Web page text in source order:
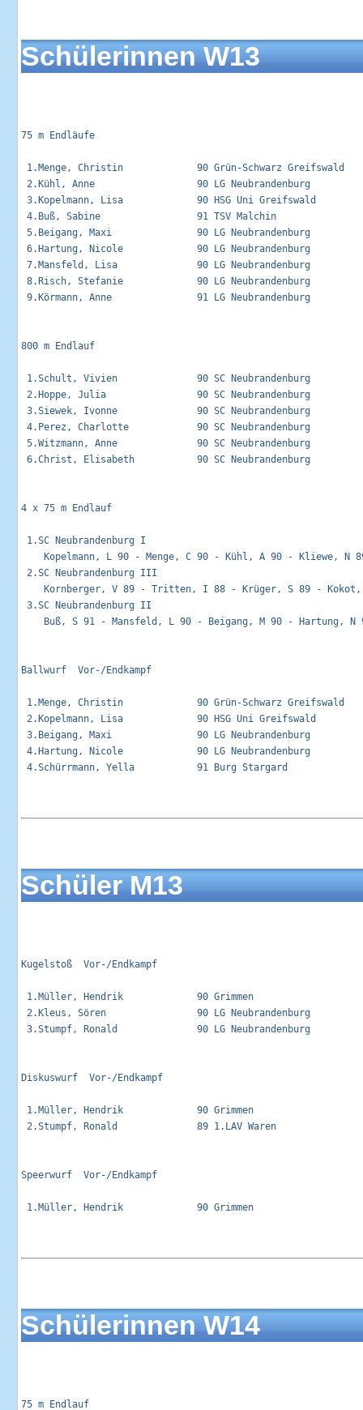
Schülerinnen W13
75 m Endläufe
1.Menge, Christin             90 Grün-Schwarz
2.Kühl, Anne                  90 LG Neubrandenburg
3.Kopelmann, Lisa             90 HSG Uni Greifswald
4.Buß, Sabine                 91 TSV Malchin
5.Beigang, Maxi               90 LG Neubrandenburg
6.Hartung, Nicole             90 LG Neubrandenburg
7.Mansfeld, Lisa              90 LG Neubrandenburg
8.Risch, Stefanie             90 LG Neubrandenburg
9.Körmann, Anne               91 LG Neubrandenburg
800 m Endlauf
1.Schult, Vivien              90 SC Neubrandenburg
2.Hoppe, Julia                90 SC Neubrandenburg
3.Siewek, Ivonne              90 SC Neubrandenburg
4.Perez, Charlotte            90 SC Neubrandenburg
5.Witzmann, Anne              90 SC Neubrandenburg
6.Christ, Elisabeth           90 SC Neubrandenburg
4 x 75 m Endlauf
1.SC Neubrandenburg I
Kopelmann, L 90 - Menge, C 90 - Kühl, A 90 - Kliewe, N
2.SC Neubrandenburg III
Kornberger, V 89 - Tritten, I 88 - Krüger, S 89 -
3.SC Neubrandenburg II
Buß, S 91 - Mansfeld, L 90 - Beigang, M 90 - Hartung, N
Ballwurf  Vor-/Endkampf
1.Menge, Christin             90 Grün-Schwarz
2.Kopelmann, Lisa             90 HSG Uni Greifswald
3.Beigang, Maxi               90 LG Neubrandenburg
4.Hartung, Nicole             90 LG Neubrandenburg
4.Schürrmann, Yella           91 Burg Stargard
Schüler M13
Kugelstoß  Vor-/Endkampf
1.Müller, Hendrik             90 Grimmen
2.Kleus, Sören                90 LG Neubrandenburg
3.Stumpf, Ronald              90 LG Neubrandenburg
Diskuswurf  Vor-/Endkampf
1.Müller, Hendrik             90 Grimmen
2.Stumpf, Ronald              89 1.LAV Waren
Speerwurf  Vor-/Endkampf
1.Müller, Hendrik             90 Grimmen
Schülerinnen W14
75 m Endlauf